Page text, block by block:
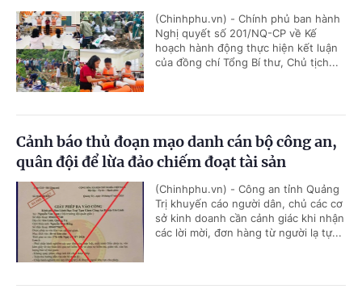
(Chinhphu.vn) - Chính phủ ban hành
Nghị quyết số 201/NQ-CP về Kế
hoạch hành động thực hiện kết luận
của đồng chí Tổng Bí thư, Chủ tịch...
Cảnh báo thủ đoạn mạo danh cán bộ công an,
quân đội để lừa đảo chiếm đoạt tài sản
(Chinhphu.vn) - Công an tỉnh Quảng
Trị khuyến cáo người dân, chủ các cơ
sở kinh doanh cần cảnh giác khi nhận
các lời mời, đơn hàng từ người lạ tự...